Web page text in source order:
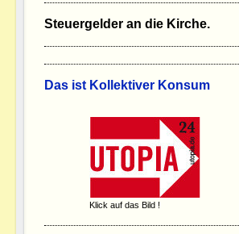
Steuergelder an die Kirche.
Das ist Kollektiver Konsum
Klick auf das Bild !